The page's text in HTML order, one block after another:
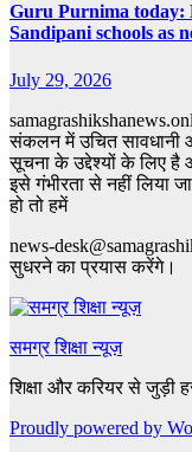
Guru Purnima today:
Sandipani schools as
July 29, 2026
संकलन में उचित सावधानी
सूचना के उद्देश्यों के लिए है
इसे गंभीरता से नहीं लिया
हो तो हमें
news-
सुधरने का प्रयास करेंगे।
समग्र शिक्षा न्यूज़
शिक्षा और करियर से जुड़ी
Proudly powered by